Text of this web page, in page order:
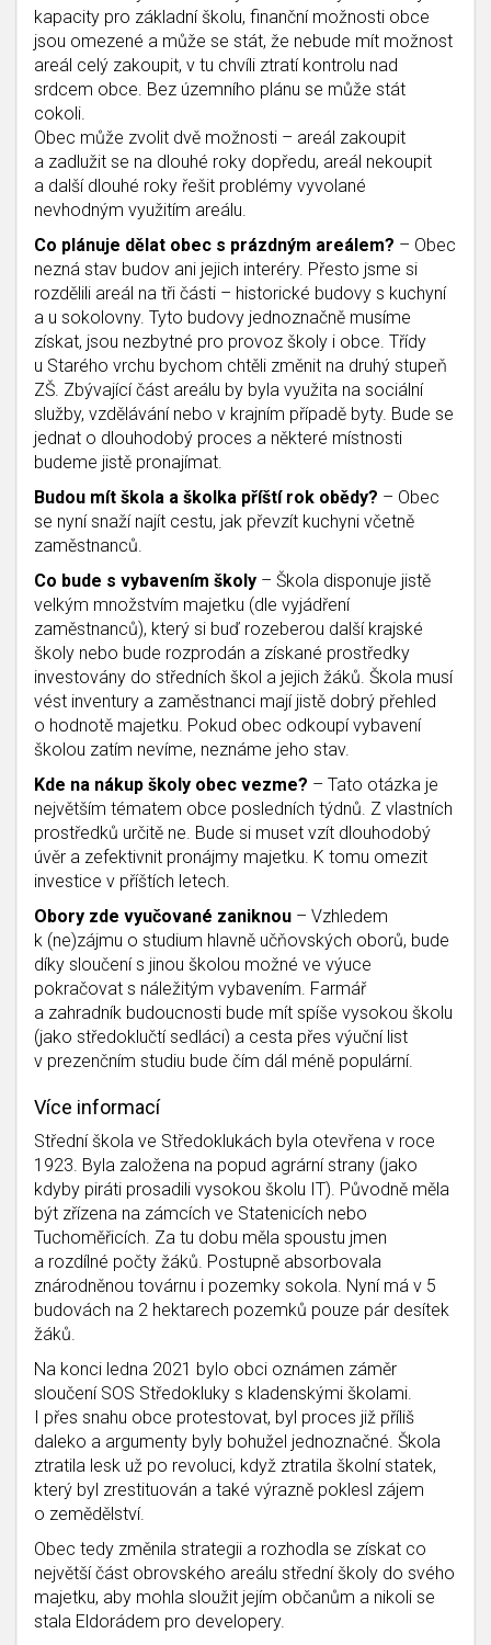
kapacity pro základní školu, finanční možnosti obce
jsou omezené a může se stát, že nebude mít možnost
areál celý zakoupit, v tu chvíli ztratí kontrolu nad
srdcem obce. Bez územního plánu se může stát
cokoli.
Obec může zvolit dvě možnosti – areál zakoupit
a zadlužit se na dlouhé roky dopředu, areál nekoupit
a další dlouhé roky řešit problémy vyvolané
nevhodným využitím areálu.
Co plánuje dělat obec s prázdným areálem? – Obec
nezná stav budov ani jejich interéry. Přesto jsme si
rozdělili areál na tři části – historické budovy s kuchyní
a u sokolovny. Tyto budovy jednoznačně musíme
získat, jsou nezbytné pro provoz školy i obce. Třídy
u Starého vrchu bychom chtěli změnit na druhý stupeň
ZŠ. Zbývající část areálu by byla využita na sociální
služby, vzdělávání nebo v krajním případě byty. Bude se
jednat o dlouhodobý proces a některé místnosti
budeme jistě pronajímat.
Budou mít škola a školka příští rok obědy? – Obec
se nyní snaží najít cestu, jak převzít kuchyni včetně
zaměstnanců.
Co bude s vybavením školy – Škola disponuje jistě
velkým množstvím majetku (dle vyjádření
zaměstnanců), který si buď rozeberou další krajské
školy nebo bude rozprodán a získané prostředky
investovány do středních škol a jejich žáků. Škola musí
vést inventury a zaměstnanci mají jistě dobrý přehled
o hodnotě majetku. Pokud obec odkoupí vybavení
školou zatím nevíme, neznáme jeho stav.
Kde na nákup školy obec vezme? – Tato otázka je
největším tématem obce posledních týdnů. Z vlastních
prostředků určitě ne. Bude si muset vzít dlouhodobý
úvěr a zefektivnit pronájmy majetku. K tomu omezit
investice v příštích letech.
Obory zde vyučované zaniknou – Vzhledem
k (ne)zájmu o studium hlavně učňovských oborů, bude
díky sloučení s jinou školou možné ve výuce
pokračovat s náležitým vybavením. Farmář
a zahradník budoucnosti bude mít spíše vysokou školu
(jako středoklučtí sedláci) a cesta přes výuční list
v prezenčním studiu bude čím dál méně populární.
Více informací
Střední škola ve Středoklukách byla otevřena v roce
1923. Byla založena na popud agrární strany (jako
kdyby piráti prosadili vysokou školu IT). Původně měla
být zřízena na zámcích ve Statenicích nebo
Tuchoměřicích. Za tu dobu měla spoustu jmen
a rozdílné počty žáků. Postupně absorbovala
znárodněnou továrnu i pozemky sokola. Nyní má v 5
budovách na 2 hektarech pozemků pouze pár desítek
žáků.
Na konci ledna 2021 bylo obci oznámen záměr
sloučení SOS Středokluky s kladenskými školami.
I přes snahu obce protestovat, byl proces již příliš
daleko a argumenty byly bohužel jednoznačné. Škola
ztratila lesk už po revoluci, když ztratila školní statek,
který byl zrestituován a také výrazně poklesl zájem
o zemědělství.
Obec tedy změnila strategii a rozhodla se získat co
největší část obrovského areálu střední školy do svého
majetku, aby mohla sloužit jejím občanům a nikoli se
stala Eldorádem pro developery.